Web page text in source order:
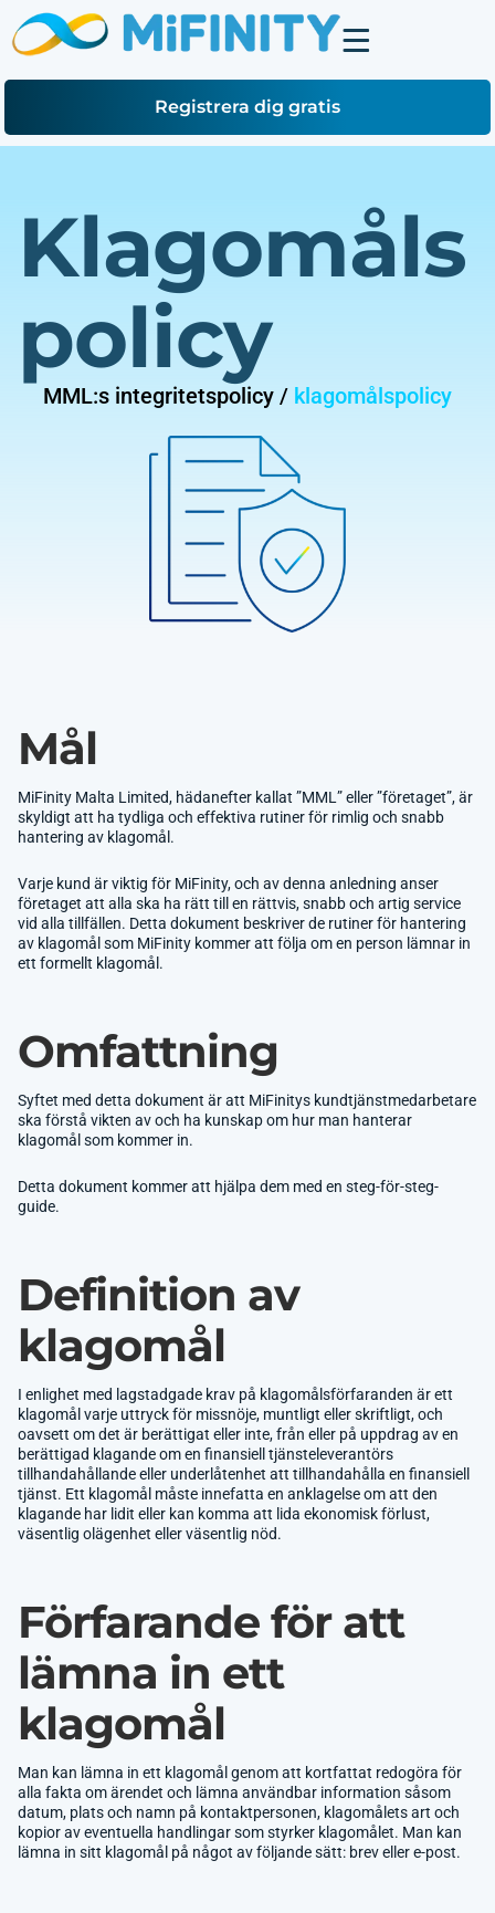
Registrera dig gratis
Klagomåls
policy
MML:s integritetspolicy / klagomålspolicy
Mål
MiFinity Malta Limited, hädanefter kallat ”MML” eller ”företaget”, är
skyldigt att ha tydliga och effektiva rutiner för rimlig och snabb
hantering av klagomål.
Varje kund är viktig för MiFinity, och av denna anledning anser
företaget att alla ska ha rätt till en rättvis, snabb och artig service
vid alla tillfällen. Detta dokument beskriver de rutiner för hantering
av klagomål som MiFinity kommer att följa om en person lämnar in
ett formellt klagomål.
Omfattning
Syftet med detta dokument är att MiFinitys kundtjänstmedarbetare
ska förstå vikten av och ha kunskap om hur man hanterar
klagomål som kommer in.
Detta dokument kommer att hjälpa dem med en steg-för-steg-
guide.
Definition av
klagomål
I enlighet med lagstadgade krav på klagomålsförfaranden är ett
klagomål varje uttryck för missnöje, muntligt eller skriftligt, och
oavsett om det är berättigat eller inte, från eller på uppdrag av en
berättigad klagande om en finansiell tjänsteleverantörs
tillhandahållande eller underlåtenhet att tillhandahålla en finansiell
tjänst. Ett klagomål måste innefatta en anklagelse om att den
klagande har lidit eller kan komma att lida ekonomisk förlust,
väsentlig olägenhet eller väsentlig nöd.
Förfarande för att
lämna in ett
klagomål
Man kan lämna in ett klagomål genom att kortfattat redogöra för
alla fakta om ärendet och lämna användbar information såsom
datum, plats och namn på kontaktpersonen, klagomålets art och
kopior av eventuella handlingar som styrker klagomålet. Man kan
lämna in sitt klagomål på något av följande sätt: brev eller e-post.